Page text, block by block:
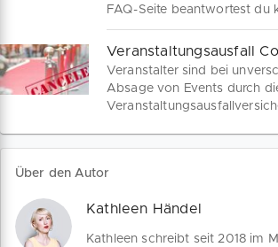
FAQ-Seite beantwortest du
präzise häufig gestellte
Kunden. Finde heraus,
deine Kunden in der Corona-
am meisten beschäftigen
ihnen mitteilen willst. Nutze
gleichzeitig dein Google-
Veranstalter sind bei
Absage von Events durch
Schadensdeckung
rechtskonform? Wir klären
Über den Autor
Kathleen Händel
Kathleen schreibt seit 2018 im